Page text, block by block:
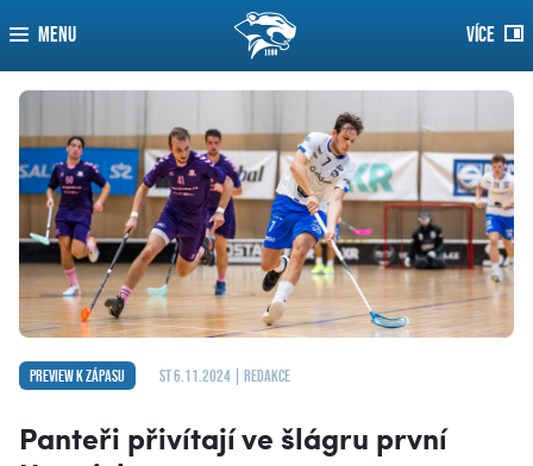
MENU VÍCE
Preview k zápasu st 6.11.2024 | redakce
Panteři přivítají ve šlágru první